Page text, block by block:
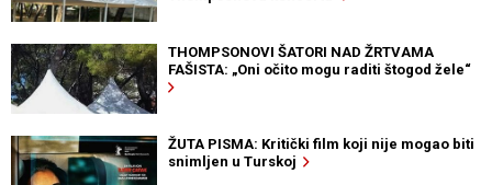
THOMPSONOVI ŠATORI NAD ŽRTVAMA
FAŠISTA: „Oni očito mogu raditi štogod žele“
ŽUTA PISMA: Kritički film koji nije mogao biti
snimljen u Turskoj